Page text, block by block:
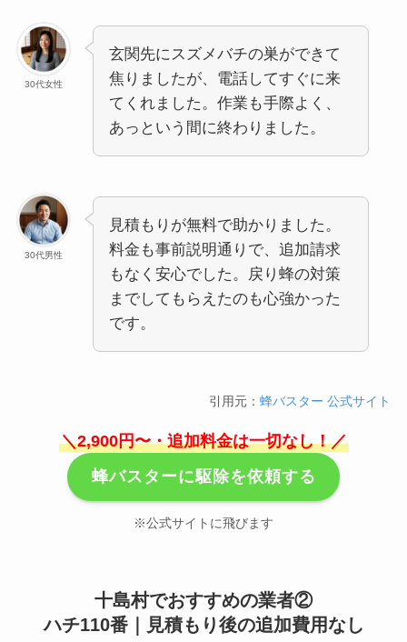
30代女性
玄関先にスズメバチの巣ができて
焦りましたが、電話してすぐに来
てくれました。作業も手際よく、
あっという間に終わりました。
30代男性
見積もりが無料で助かりました。
料金も事前説明通りで、追加請求
もなく安心でした。戻り蜂の対策
までしてもらえたのも心強かった
です。
引用元：蜂バスター 公式サイト
＼2,900円〜・追加料金は一切なし！／
蜂バスターに駆除を依頼する
※公式サイトに飛びます
十島村でおすすめの業者②
ハチ110番｜見積もり後の追加費用なし